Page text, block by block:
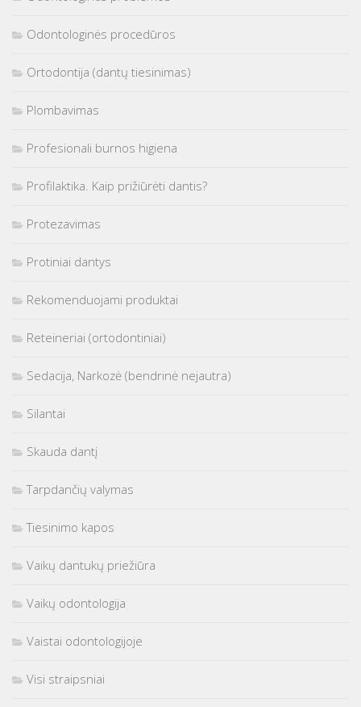
Odontologinės procedūros
Ortodontija (dantų tiesinimas)
Plombavimas
Profesionali burnos higiena
Profilaktika. Kaip prižiūrėti dantis?
Protezavimas
Protiniai dantys
Rekomenduojami produktai
Reteineriai (ortodontiniai)
Sedacija, Narkozė (bendrinė nejautra)
Silantai
Skauda dantį
Tarpdančių valymas
Tiesinimo kapos
Vaikų dantukų priežiūra
Vaikų odontologija
Vaistai odontologijoje
Visi straipsniai